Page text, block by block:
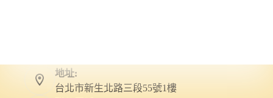
地址:
台北市新生北路三段55號1樓